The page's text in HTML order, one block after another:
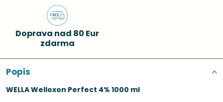
Doprava nad 80 Eur
zdarma
Popis
WELLA Welloxon Perfect 4% 1000 ml